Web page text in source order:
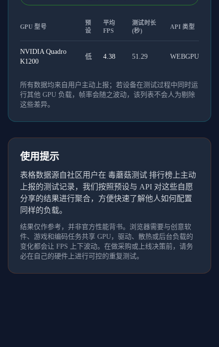
GPU 型号
预
设
平均
FPS
测试时长
(秒)
API 类型
NVIDIA Quadro
K1200
低 4.38 51.29 WEBGPU
所有数据均来自用户主动上报；若设备在测试过程中同时运
行其他 GPU 负载，帧率会随之波动，该列表不会人为剔除
这些差异。
使用提示
表格数据源自社区用户在 毒蘑菇测试 排行榜上主动
上报的测试记录，我们按照预设与 API 对这些自愿
分享的结果进行聚合，方便快速了解他人如何配置
同样的负载。
结果仅作参考，并非官方性能背书。浏览器需要与创意软
件、游戏和编码任务共享 GPU，驱动、散热或后台负载的
变化都会让 FPS 上下波动。在做采购或上线决策前，请务
必在自己的硬件上进行可控的重复测试。